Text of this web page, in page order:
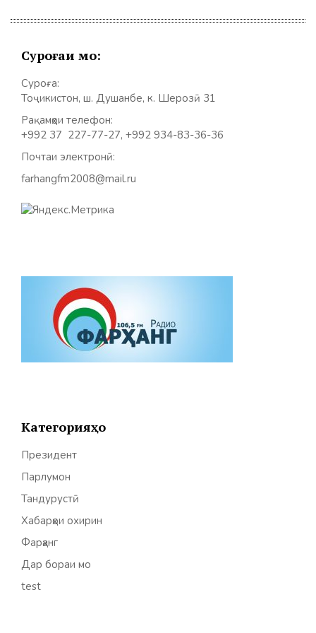
Суроғаи мо:
Суроға:
Тоҷикистон, ш. Душанбе, к. Шерозӣ 31
Рақамҳои телефон:
+992 37 227-77-27, +992 934-83-36-36
Почтаи электронӣ:
farhangfm2008@mail.ru
Категорияҳо
Президент
Парлумон
Тандурустӣ
Хабарҳои охирин
Фарҳанг
Дар бораи мо
test